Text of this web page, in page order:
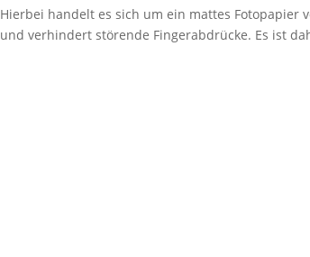
Hierbei handelt es sich um ein mattes Fotopapier
und verhindert störende Fingerabdrücke. Es ist